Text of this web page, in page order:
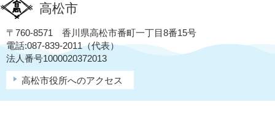
高松市
〒760-8571 香川県高松市番町一丁目8番15号
電話:087-839-2011（代表）
法人番号1000020372013
高松市役所へのアクセス